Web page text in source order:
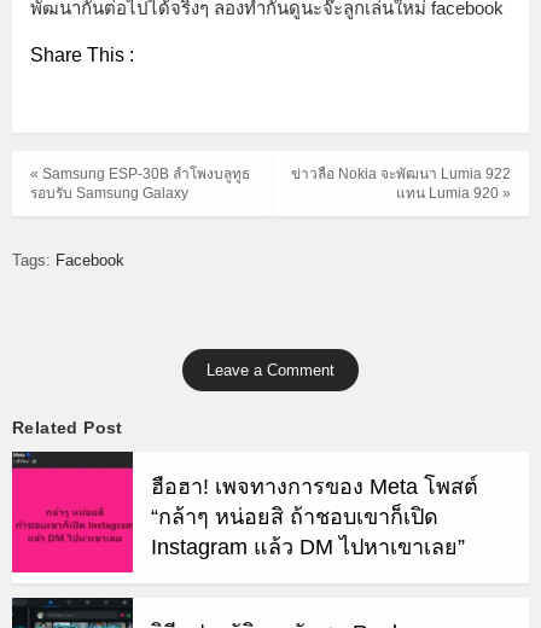
พัฒนากันต่อไปได้จริงๆ ลองทำกันดูนะจ๊ะลูกเล่นใหม่ facebook
Share This :
ข่าวลือ Nokia จะพัฒนา Lumia 922
แทน Lumia 920 »
« Samsung ESP-30B ลำโพงบลูทูธ
รอบรับ Samsung Galaxy
Tags: Facebook
Leave a Comment
Related Post
ฮือฮา! เพจทางการของ Meta โพสต์
“กล้าๆ หน่อยสิ ถ้าชอบเขาก็เปิด
Instagram แล้ว DM ไปหาเขาเลย”